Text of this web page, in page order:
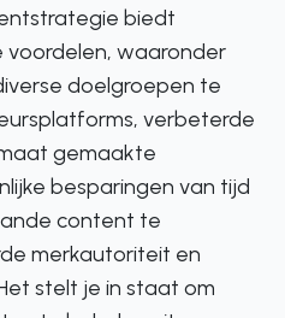
biedt
voordelen, waaronder
doelgroepen te
verbeterde
gemaakte
besparingen van tijd
content te
merkautoriteit en
stelt je in staat om